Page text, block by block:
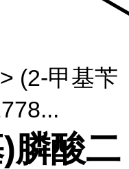
> (2-甲基苄
膦酸二